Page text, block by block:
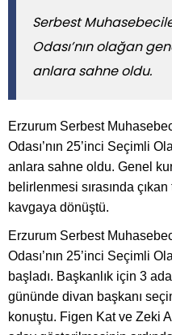
Serbest
Odası’nın olağan
anlara sahne oldu.
Erzurum Serbest
Odası’nın 25’inci Seçimli
anlara sahne oldu. Genel
belirlenmesi sırasında
kavgaya dönüştü.
Erzurum Serbest
Odası’nın 25’inci Seçimli
başladı. Başkanlık için 3
gününde divan başkanı
konuştu. Figen Kat ve Zeki